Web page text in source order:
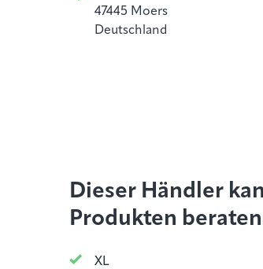
47445 Moers
Deutschland
Dieser Händler
Produkten
XL